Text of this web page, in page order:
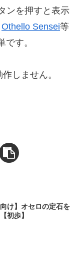
ンを押すと表示
Othello Sensei等
す。
しません。
向け】オセロの定石を
初歩】